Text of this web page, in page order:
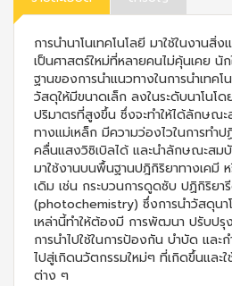
การนำนาโนเทคโนโลยี มาใช้ในงานสิ่
เป็นศาสตร์ใหม่ที่หลายคนไม่คุ้นเคย นั
ฐานของการนำแนวทางในการนำเทค
วัสดุให้มีขนาดเล็ก ลงในระดับนาโน
ปริมาตรที่สูงขึ้น ซึ่งจะทำให้ได้ลักษณ
ทางแม่เหล็ก มีความว่องไวในการทำ
คลื่นแสงวิซิเบิลได้ และนำลักษณะสม
มาใช้งานบนพื้นฐานปฎิกิริยาทางเคมี
เดิม เช่น กระบวนการดูดซับ ปฏิกิริยา
(photochemistry) ซึ่งการนำวัสดุนา
เหล่านี้ทำให้ต้องมี การพัฒนา ปรับปรุ
การนำไปใช้ในการป้องกัน บำบัด แล
ไปสู่เกิดนวัตกรรมใหม่ๆ ที่เกิดขึ้นแล
ต่าง ๆ